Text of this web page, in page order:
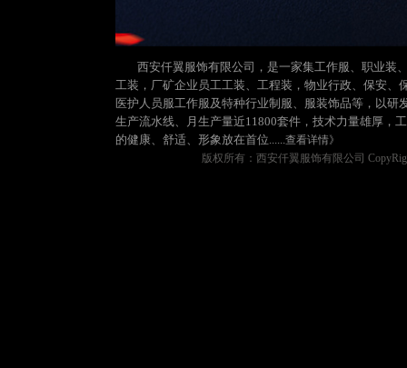
西安仟翼服饰有限公司，是一家集工作服、职业装
工装，厂矿企业员工工装、工程装，物业行政、保安
医护人员服工作服及特种行业制服、服装饰品等，以
生产流水线、月生产量近11800套件，技术力量雄厚，
的健康、舒适、形象放在首位......查看详情》
版权所有：西安仟翼服饰有限公司